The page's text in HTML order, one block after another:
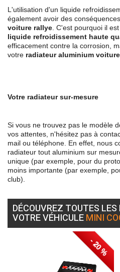
L'utilisation d'un liquide
également avoir des
voiture rallye . C'est pourquoi il est
liquide refroidissement haute
efficacement contre la corrosion,
votre radiateur aluminium voiture
Votre radiateur sur-mesure
Si vous ne trouvez pas le modèle
vos attentes, n'hésitez pas à
mail ou téléphone. En effet, nous
radiateur tout aluminium sur
unique (par exemple, pour du
moins importante (par exemple,
club).
DÉCOUVREZ TOUTES
VOTRE VÉHICULEMINI
- 20 %